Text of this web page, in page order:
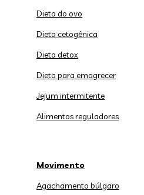
Dieta do ovo
Dieta cetogênica
Dieta detox
Dieta para emagrecer
Jejum intermitente
Alimentos reguladores
Movimento
Agachamento búlgaro